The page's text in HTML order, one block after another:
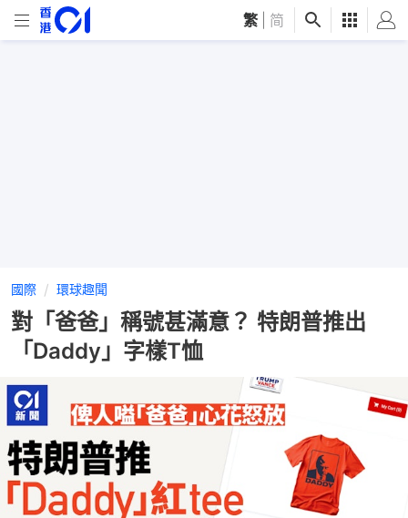
繁 简
國際 環球趣聞
對「爸爸」稱號甚滿意？ 特朗普推出
「Daddy」字樣T恤